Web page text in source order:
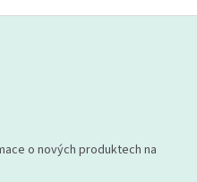
o nových produktech na